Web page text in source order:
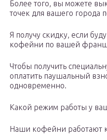
Более того, вы можете
точек для вашего города
Я получу скидку, если
кофейни по вашей
Чтобы получить
оплатить паушальный
одновременно.
Какой режим работы у
Наши кофейни работают